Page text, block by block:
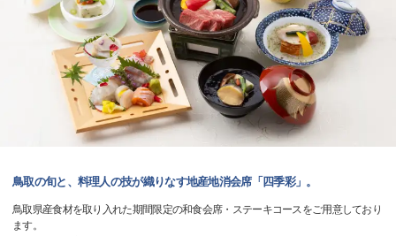
鳥取の旬と、料理人の技が織りなす地産地消会席「四季彩」。
鳥取県産食材を取り入れた期間限定の和食会席・ステーキコースをご用意しており
ます。